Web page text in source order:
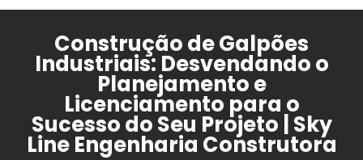
Construção de Galpões
Industriais: Desvendando o
Planejamento e
Licenciamento para o
Sucesso do Seu Projeto | Sky
Line Engenharia Construtora